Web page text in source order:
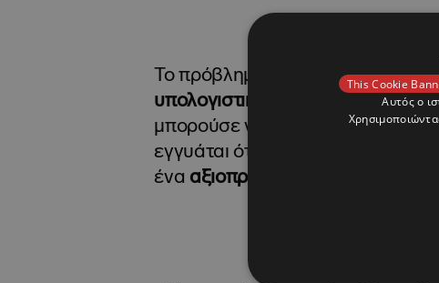
Το πρόβλημα είναι ότι το πάθος
υπολογιστικά φύλλα
, και ενώ
μπορούσε να προσφέρει ένα
εγγυάται ότι θα μπορούσε να
ένα αξιοπρεπές
This Cookie
Αυτός ο